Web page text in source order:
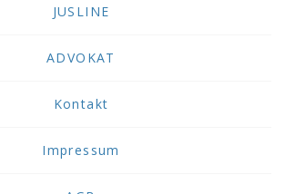
JUSLINE
ADVOKAT
Kontakt
Impressum